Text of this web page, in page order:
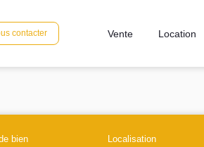
contacter Vente Location
bien Localisation